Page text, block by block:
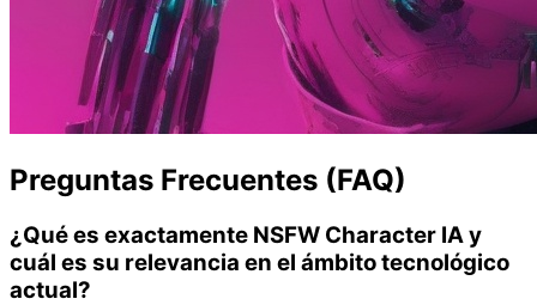
Preguntas Frecuentes (FAQ)
¿Qué es exactamente NSFW Character IA y
cuál es su relevancia en el ámbito tecnológico
actual?